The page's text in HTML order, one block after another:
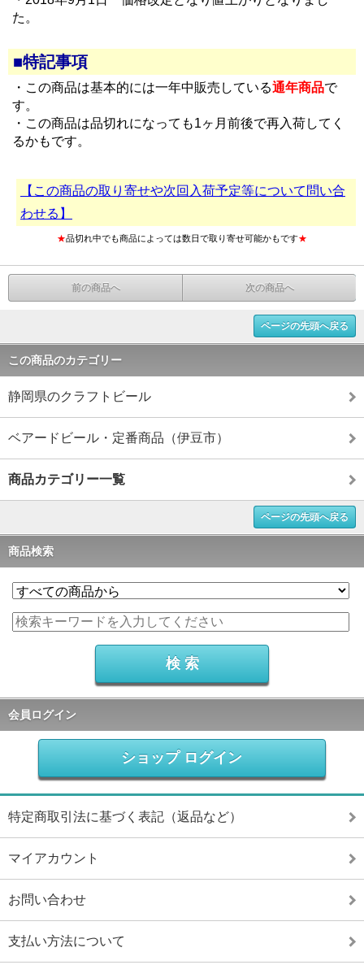
た。
■特記事項
・この商品は基本的には一年中販売している通年商品で
す。
・この商品は品切れになっても1ヶ月前後で再入荷してく
るかもです。
【この商品の取り寄せや次回入荷予定等について問い合
わせる】
★品切れ中でも商品によっては数日で取り寄せ可能かもです★
前の商品へ 次の商品へ
ページの先頭へ戻る
この商品のカテゴリー
静岡県のクラフトビール
ベアードビール・定番商品（伊豆市）
商品カテゴリー一覧
ページの先頭へ戻る
商品検索
会員ログイン
ショップ ログイン
特定商取引法に基づく表記（返品など）
マイアカウント
お問い合わせ
支払い方法について